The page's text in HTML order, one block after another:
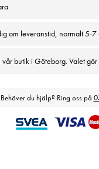
om leveranstid, normalt 5-7
vår butik i Göteborg. Valet gör
Behöver du hjälp? Ring oss på